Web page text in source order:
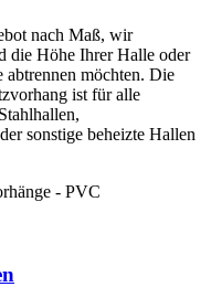
nach Maß, wir
die Höhe Ihrer Halle oder
abtrennen möchten. Die
ist für alle
sonstige beheizte Hallen